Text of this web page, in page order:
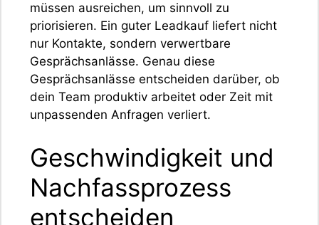
müssen ausreichen, um sinnvoll zu
priorisieren. Ein guter Leadkauf liefert nicht
nur Kontakte, sondern verwertbare
Gesprächsanlässe. Genau diese
Gesprächsanlässe entscheiden darüber, ob
dein Team produktiv arbeitet oder Zeit mit
unpassenden Anfragen verliert.
Geschwindigkeit und
Nachfassprozess
entscheiden